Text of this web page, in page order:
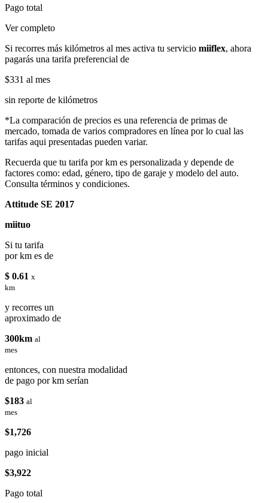
Pago total
Ver completo
Si recorres más kilómetros al mes activa tu servicio miiflex, ahora
pagarás una tarifa preferencial de
$331 al mes
sin reporte de kilómetros
*La comparación de precios es una referencia de primas de
mercado, tomada de varios compradores en línea por lo cual las
tarifas aqui presentadas pueden variar.
Recuerda que tu tarifa por km es personalizada y depende de
factores como: edad, género, tipo de garaje y modelo del auto.
Consulta términos y condiciones.
Attitude SE 2017
miituo
Si tu tarifa
por km es de
$ 0.61 x
km
y recorres un
aproximado de
300km al
mes
entonces, con nuestra modalidad
de pago por km serían
$183 al
mes
$1,726
pago inicial
$3,922
Pago total